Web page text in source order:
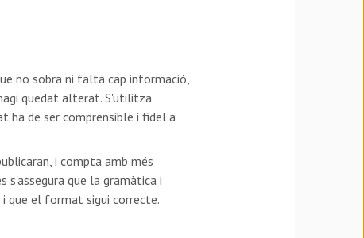
no sobra ni falta cap informació,
quedat alterat. S'utilitza
ha de ser comprensible i fidel a
i compta amb més
s'assegura que la gramàtica i
que el format sigui correcte.